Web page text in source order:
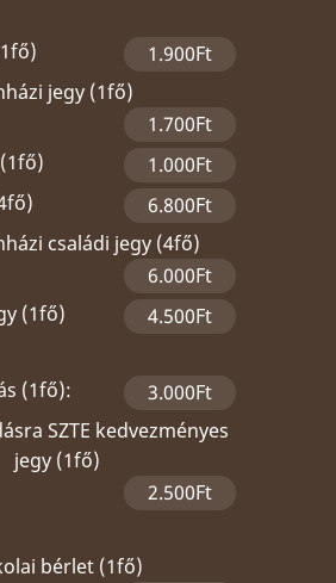
1.900Ft
jegy (1fő)
1.700Ft
1.000Ft
6.800Ft
családi jegy (4fő)
6.000Ft
(1fő)
4.500Ft
(1fő):
3.000Ft
SZTE kedvezményes
jegy (1fő)
2.500Ft
bérlet (1fő)